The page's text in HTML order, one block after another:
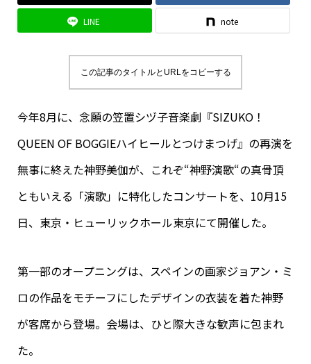
LINE note
この記事のタイトルとURLをコピーする
今年8月に、念願の笠置シヅ子音楽劇『SIZUKO！
QUEEN OF BOGGIEハイヒールとつけまつげ』の再演を
無事に終えた神野美伽が、これぞ“神野演歌“の真骨頂
ともいえる「演歌」に特化したコンサートを、10月15
日、東京・ヒューリックホール東京にて開催した。
第一部のオープニングは、スペインの画家ジョアン・ミ
ロの作品をモチーフにしたデザインの衣装を着た神野
が客席から登場。会場は、ひと際大きな歓声に包まれ
た。